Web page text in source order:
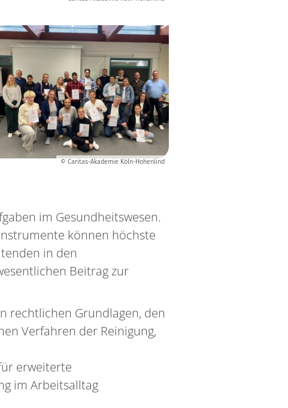
© Caritas-Akademie Köln-Hohenlind
im Gesundheitswesen.
können höchste
in den
Beitrag zur
rechtlichen Grundlagen, den
Verfahren der Reinigung,
erweiterte
im Arbeitsalltag